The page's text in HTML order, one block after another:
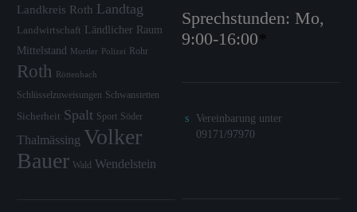
Landkreis Roth Landtag
Landwirtschaft Ländlicher Raum
Mittelstand Mortler Polizei Rohr
Roth Röttenbach
Schlüsselzuweisungen Schwanstetten
Sicherheit Spalt Sport Söder
Thalmässing Volker
Bauer Wald Wendelstein
Sprechstunden: Mo,
9:00-16:00*
Vereinbarung unter
09171/97970